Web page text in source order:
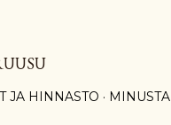
JA HINNASTO MINUSTA